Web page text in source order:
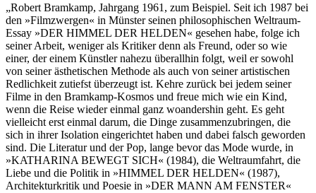
„Robert Bramkamp, Jahrgang 1961, zum Beispiel. Seit ich 1987 bei
den »Filmzwergen« in Münster seinen philosophischen Weltraum-
Essay »DER HIMMEL DER HELDEN« gesehen habe, folge ich
seiner Arbeit, weniger als Kritiker denn als Freund, oder so wie
einer, der einem Künstler nahezu überallhin folgt, weil er sowohl
von seiner ästhetischen Methode als auch von seiner artistischen
Redlichkeit zutiefst überzeugt ist. Kehre zurück bei jedem seiner
Filme in den Bramkamp-Kosmos und freue mich wie ein Kind,
wenn die Reise wieder einmal ganz woandershin geht. Es geht
vielleicht erst einmal darum, die Dinge zusammenzubringen, die
sich in ihrer Isolation eingerichtet haben und dabei falsch geworden
sind. Die Literatur und der Pop, lange bevor das Mode wurde, in
»KATHARINA BEWEGT SICH« (1984), die Weltraumfahrt, die
Liebe und die Politik in »HIMMEL DER HELDEN« (1987),
Architekturkritik und Poesie in »DER MANN AM FENSTER«